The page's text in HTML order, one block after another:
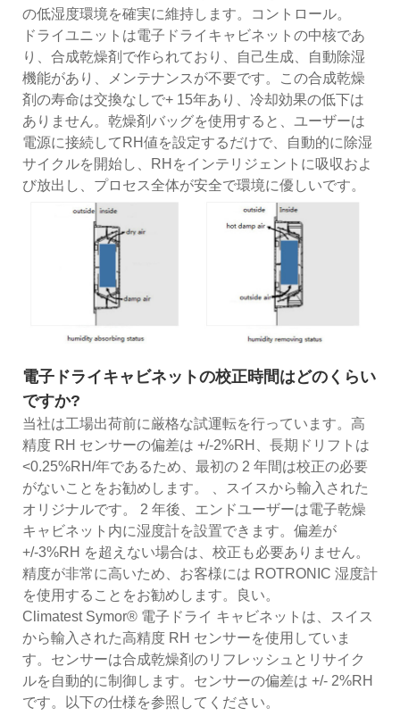
の低湿度環境を確実に維持します。コントロール。
ドライユニットは電子ドライキャビネットの中核であ
り、合成乾燥剤で作られており、自己生成、自動除湿
機能があり、メンテナンスが不要です。この合成乾燥
剤の寿命は交換なしで+ 15年あり、冷却効果の低下は
ありません。乾燥剤バッグを使用すると、ユーザーは
電源に接続してRH値を設定するだけで、自動的に除湿
サイクルを開始し、RHをインテリジェントに吸収およ
び放出し、プロセス全体が安全で環境に優しいです。
電子ドライキャビネットの校正時間はどのくらい
ですか?
当社は工場出荷前に厳格な試運転を行っています。高
精度 RH センサーの偏差は +/-2%RH、長期ドリフトは
<0.25%RH/年であるため、最初の 2 年間は校正の必要
がないことをお勧めします。 、スイスから輸入された
オリジナルです。 2 年後、エンドユーザーは電子乾燥
キャビネット内に湿度計を設置できます。偏差が
+/-3%RH を超えない場合は、校正も必要ありません。
精度が非常に高いため、お客様には ROTRONIC 湿度計
を使用することをお勧めします。良い。
Climatest Symor® 電子ドライ キャビネットは、スイス
から輸入された高精度 RH センサーを使用していま
す。センサーは合成乾燥剤のリフレッシュとリサイク
ルを自動的に制御します。センサーの偏差は +/- 2%RH
です。以下の仕様を参照してください。